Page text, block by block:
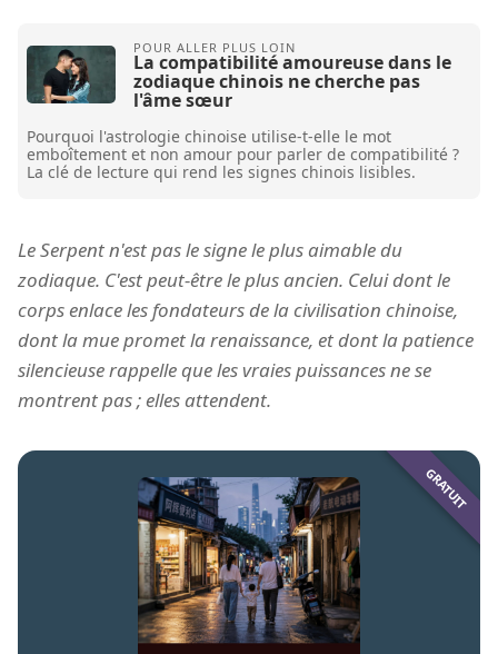
La compatibilité amoureuse dans le
zodiaque chinois ne cherche pas
l'âme sœur
Pourquoi l'astrologie chinoise utilise-t-elle le mot
emboîtement et non amour pour parler de compatibilité ?
La clé de lecture qui rend les signes chinois lisibles.
Le Serpent n'est pas le signe le plus aimable du
zodiaque. C'est peut-être le plus ancien. Celui dont le
corps enlace les fondateurs de la civilisation chinoise,
dont la mue promet la renaissance, et dont la patience
silencieuse rappelle que les vraies puissances ne se
montrent pas ; elles attendent.